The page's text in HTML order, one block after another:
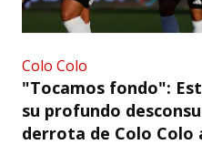
Colo Colo
"Tocamos fondo":
su profundo
derrota de Colo Colo